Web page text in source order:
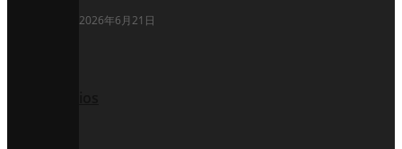
2026年6月21日